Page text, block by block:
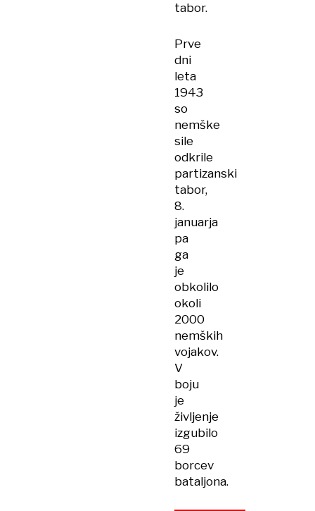
tabor.
Prve
dni
leta
1943
so
nemške
sile
odkrile
partizanski
tabor,
8.
januarja
pa
ga
je
obkolilo
okoli
2000
nemških
vojakov.
V
boju
je
življenje
izgubilo
69
borcev
bataljona.